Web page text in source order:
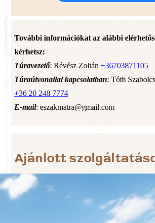
További információkat az alábbi
kérhetsz:
Túravezető: Révész Zoltán +36703871105
Túraútvonallal kapcsolatban: Tóth Szabolcs
+36 20 248 7774
E-mail: eszakmatra@gmail.com
Ajánlott